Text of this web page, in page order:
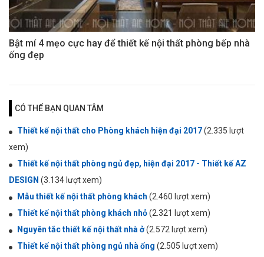
Bật mí 4 mẹo cực hay để thiết kế nội thất phòng bếp nhà
ống đẹp
CÓ THỂ BẠN QUAN TÂM
Thiết kế nội thất cho Phòng khách hiện đại 2017(2.335 lượt
xem)
Thiết kế nội thất phòng ngủ đẹp, hiện đại 2017 - Thiết kế AZ
DESIGN (3.134 lượt xem)
Mẫu thiết kế nội thất phòng khách (2.460 lượt xem)
Thiết kế nội thất phòng khách nhỏ(2.321 lượt xem)
Nguyên tắc thiết kế nội thất nhà ở(2.572 lượt xem)
Thiết kế nội thất phòng ngủ nhà ống (2.505 lượt xem)